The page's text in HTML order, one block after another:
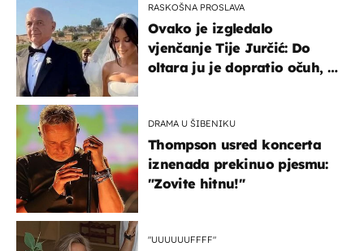
RASKOŠNA PROSLAVA
Ovako je izgledalo
vjenčanje Tije Jurčić: Do
oltara ju je dopratio očuh, a
DRAMA U ŠIBENIKU
Thompson usred koncerta
iznenada prekinuo pjesmu:
"Zovite hitnu!"
"UUUUUUFFFF"